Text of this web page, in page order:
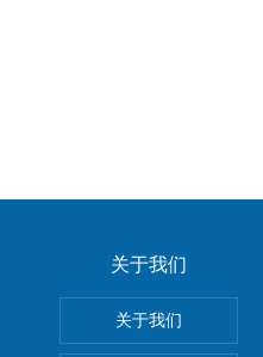
关于我们
关于我们